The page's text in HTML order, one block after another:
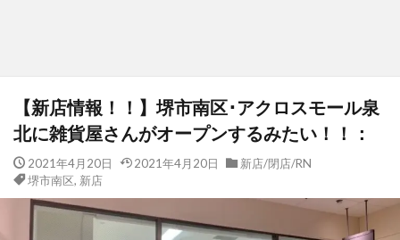
【新店情報！！】堺市南区･アクロスモール泉
北に雑貨屋さんがオープンするみたい！！：
2021年4月20日 2021年4月20日
新店/閉店/RN
堺市南区, 新店